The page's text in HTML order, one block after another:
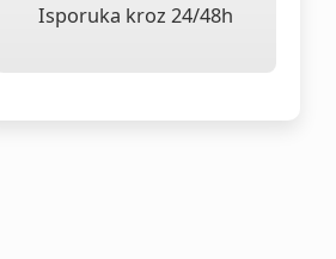
Isporuka kroz 24/48h